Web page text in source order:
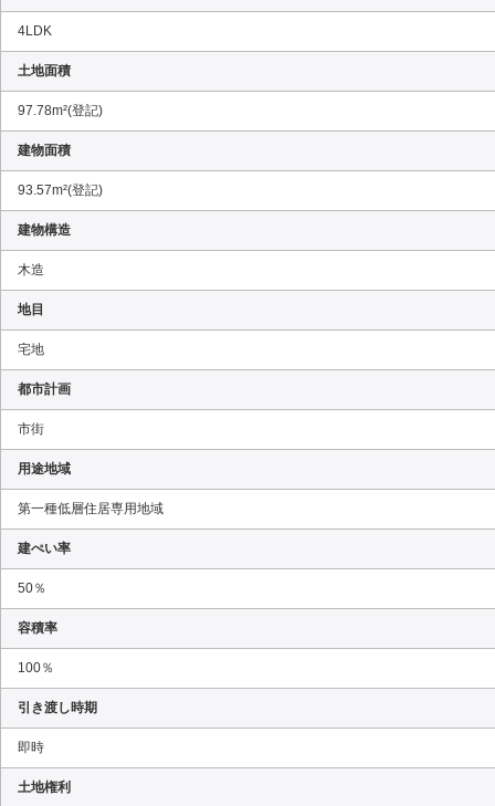
4LDK
土地面積
97.78m²(登記)
建物面積
93.57m²(登記)
建物構造
木造
地目
宅地
都市計画
市街
用途地域
第一種低層住居専用地域
建ぺい率
50％
容積率
100％
引き渡し時期
即時
土地権利